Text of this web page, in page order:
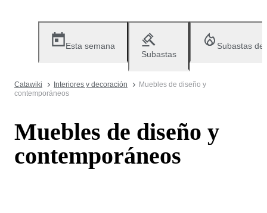
Esta semana
Subastas
Subastas
Catawiki Interiores y decoración
Muebles de diseño y
contemporáneos
Muebles de diseño y
contemporáneos